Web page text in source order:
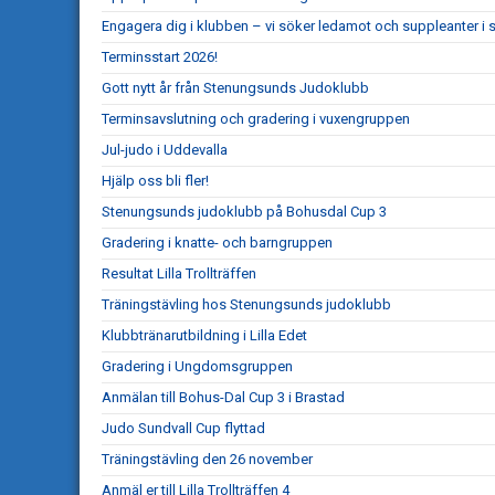
Engagera dig i klubben – vi söker ledamot och suppleanter i
Terminsstart 2026!
Gott nytt år från Stenungsunds Judoklubb
Terminsavslutning och gradering i vuxengruppen
Jul-judo i Uddevalla
Hjälp oss bli fler!
Stenungsunds judoklubb på Bohusdal Cup 3
Gradering i knatte- och barngruppen
Resultat Lilla Trollträffen
Träningstävling hos Stenungsunds judoklubb
Klubbtränarutbildning i Lilla Edet
Gradering i Ungdomsgruppen
Anmälan till Bohus-Dal Cup 3 i Brastad
Judo Sundvall Cup flyttad
Träningstävling den 26 november
Anmäl er till Lilla Trollträffen 4